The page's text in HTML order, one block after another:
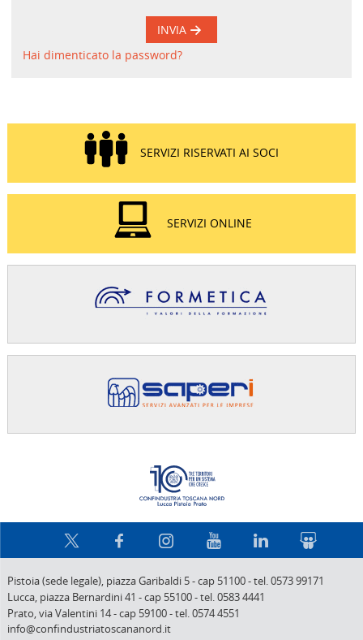
INVIA
Hai dimenticato la password?
SERVIZI RISERVATI AI SOCI
SERVIZI ONLINE
Pistoia (sede legale), piazza Garibaldi 5-cap 51100-tel. 0573 99171
Lucca, piazza Bernardini 41 -cap 55100-tel. 0583 4441
Prato,via Valentini 14-cap 59100-tel. 0574 4551
info@confindustriatoscananord.it